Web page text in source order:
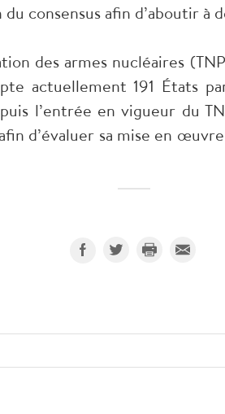
consensus afin d’aboutir à
des armes nucléaires
actuellement 191 États
l’entrée en vigueur du
d’évaluer sa mise en